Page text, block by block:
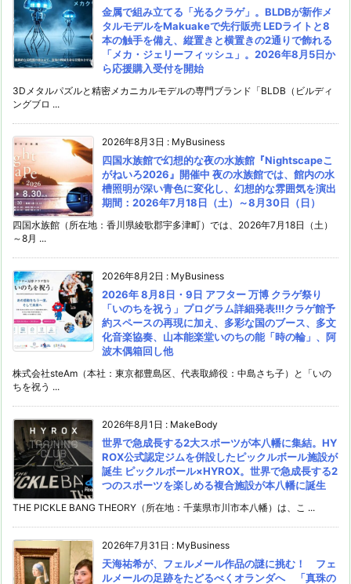
金属で組み立てる「光るクラゲ」。BLDBが新作メ
タルモデルをMakuakeで先行販売 LEDライトと8
本の触手を備え、縦置きと横置きの2通りで飾れる
「メカ・ジェリーフィッシュ」。2026年8月5日か
ら応援購入受付を開始
3Dメタルパズルと精密メカニカルモデルの専門ブランド「BLDB（ビルディ
ングブロ ...
2026年8月3日 : MyBusiness
四国水族館で幻想的な夜の水族館『Nightscapeこ
がねいろ2026』開催中 夜の水族館では、館内の水
槽照明が深い青色に変化し、幻想的な雰囲気を演出
期間：2026年7月18日（土）～8月30日（日）
四国水族館（所在地：香川県綾歌郡宇多津町）では、2026年7月18日（土）
～8月 ...
2026年8月2日 : MyBusiness
2026年 8月8日・9日 アフター 万博 クラゲ祭り
「いのちを祝う」プログラム詳細発表!!!クラゲ館予
約スペースの再現に加え、多彩な国のブース、多文
化音楽協奏、山本能楽堂いのちの能「時の輪」、阿
波木偶箱回し他
株式会社steAm（本社：東京都豊島区、代表取締役：中島さち子）と「いの
ちを祝う ...
2026年8月1日 : MakeBody
世界で急成長する2大スポーツが本八幡に集結。HY
ROX公式認定ジムを併設したピックルボール施設が
誕生 ピックルボール×HYROX。世界で急成長する2
つのスポーツを楽しめる複合施設が本八幡に誕生
THE PICKLE BANG THEORY（所在地：千葉県市川市本八幡）は、こ ...
2026年7月31日 : MyBusiness
天海祐希が、フェルメール作品の謎に挑む！ フェ
ルメールの足跡をたどるべくオランダへ 「真珠の